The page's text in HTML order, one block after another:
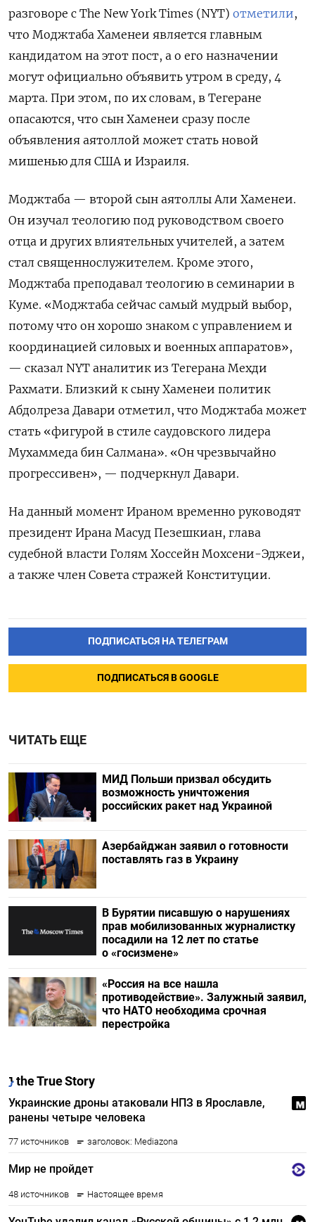
разговоре с The New York Times (NYT) отметили,
что Моджтаба Хаменеи является главным
кандидатом на этот пост, а о его назначении
могут официально объявить утром в среду, 4
марта. При этом, по их словам, в Тегеране
опасаются, что сын Хаменеи сразу после
объявления аятоллой может стать новой
мишенью для США и Израиля.
Моджтаба — второй сын аятоллы Али Хаменеи.
Он изучал теологию под руководством своего
отца и других влиятельных учителей, а затем
стал священнослужителем. Кроме этого,
Моджтаба преподавал теологию в семинарии в
Куме. «Моджтаба сейчас самый мудрый выбор,
потому что он хорошо знаком с управлением и
координацией силовых и военных аппаратов»,
— сказал NYT аналитик из Тегерана Мехди
Рахмати. Близкий к сыну Хаменеи политик
Абдолреза Давари отметил, что Моджтаба может
стать «фигурой в стиле саудовского лидера
Мухаммеда бин Салмана». «Он чрезвычайно
прогрессивен», — подчеркнул Давари.
На данный момент Ираном временно руководят
президент Ирана Масуд Пезешкиан, глава
судебной власти Голям Хоссейн Мохсени-Эджеи,
а также член Совета стражей Конституции.
ПОДПИСАТЬСЯ НА ТЕЛЕГРАМ
ПОДПИСАТЬСЯ В GOOGLE
ЧИТАТЬ ЕЩЕ
МИД Польши призвал обсудить
возможность уничтожения
российских ракет над Украиной
Азербайджан заявил о готовности
поставлять газ в Украину
В Бурятии писавшую о нарушениях
прав мобилизованных журналистку
посадили на 12 лет по статье
о «госизмене»
«Россия на все нашла
противодействие». Залужный заявил,
что НАТО необходима срочная
перестройка